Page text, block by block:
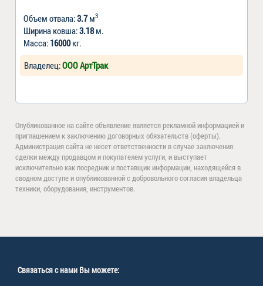
Объем отвала:3.7м3
Ширина ковша:3.18м.
Масса: 16000кг.
Владелец:ООО АртТрак
Опубликованное на сайте объявление является рекламной информацией и
приглашением к заключению договорных обязательств (оферты).
Администрация сайта не несет ответственности в случае заключения
сделки между продавцом и покупателем услуги, и выступает
исключительно как посредник и поставщик информации, находящейся в
сводном доступе и опубликованной с добровольного согласия владельца
техники, оборудования, инструментов.
Связаться с нами Вы можете: